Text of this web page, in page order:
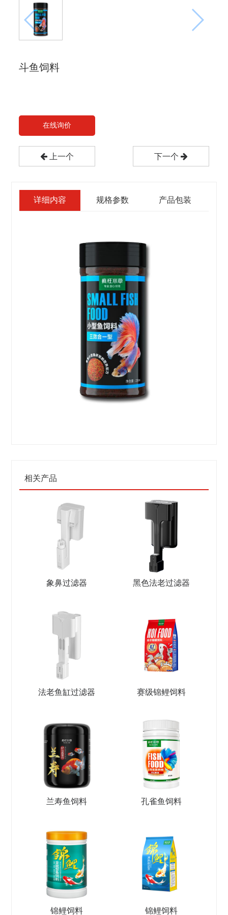
斗鱼饲料
在线询价
上一个 下一个
详细内容 规格参数 产品包装
相关产品
象鼻过滤器 黑色法老过滤器
法老鱼缸过滤器 赛级锦鲤饲料
兰寿鱼饲料 孔雀鱼饲料
锦鲤饲料 锦鲤饲料